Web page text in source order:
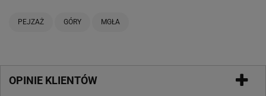
PEJZAŻ GÓRY MGŁA
OPINIE KLIENTÓW